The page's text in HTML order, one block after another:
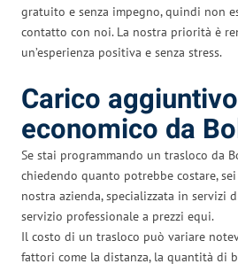
gratuito e senza impegno, quindi non
contatto con noi. La nostra priorità è
un’esperienza positiva e senza stress.
Carico aggiuntivo
economico da
Se stai programmando un trasloco da
chiedendo quanto potrebbe costare,
nostra azienda, specializzata in servizi
servizio professionale a prezzi equi.
Il costo di un trasloco può variare
fattori come la distanza, la quantità di